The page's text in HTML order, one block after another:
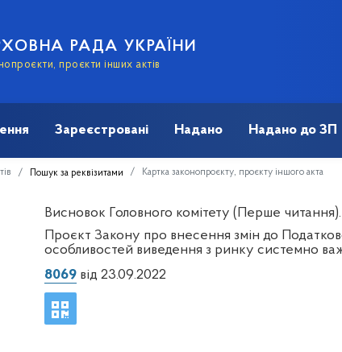
РАДА УКРАЇНИ
проєкти інших актів
Зареєстровані Надано Надано до ЗП
Пошук за реквізитами Картка законопроєкту, проєкту іншого акта
Висновок Головного комітету (Перше
Проєкт Закону про внесення змін до
особливостей виведення з ринку системно
8069від 23.09.2022